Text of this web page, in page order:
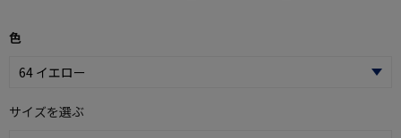
色
サイズを選ぶ